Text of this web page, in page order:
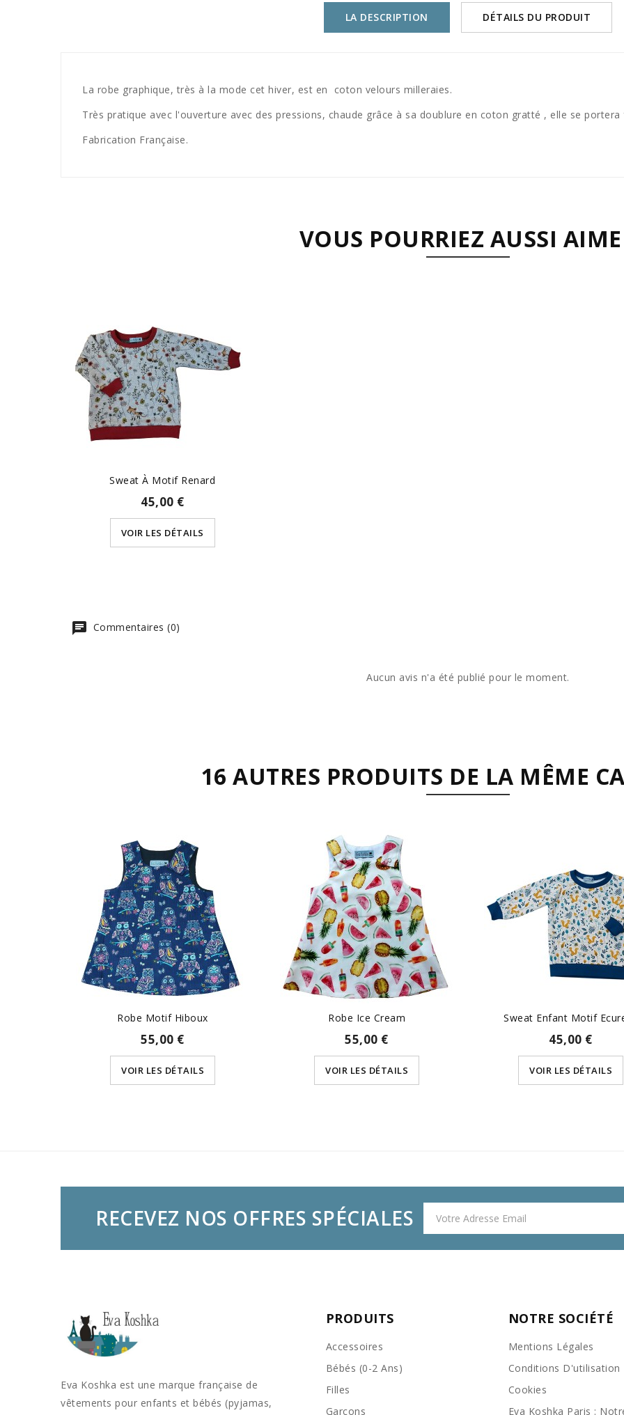
LA DESCRIPTION DÉTAILS DU PRODUIT
La robe graphique, très à la mode cet hiver, est en coton velours milleraies.
Très pratique avec l'ouverture avec des pressions, chaude grâce à sa doublure en coton gratté , elle se portera
Fabrication Française.
VOUS POURRIEZ AUSSI
Sweat À Motif Renard
45,00 €
VOIR LES DÉTAILS
Commentaires (0)
Aucun avis n'a été publié pour le moment.
16 AUTRES PRODUITS DE LA MÊME
Robe Motif Hiboux
55,00 €
VOIR LES DÉTAILS
Robe Ice Cream
55,00 €
VOIR LES DÉTAILS
Sweat Enfant Motif
45,00 €
VOIR LES DÉTAILS
RECEVEZ NOS OFFRES SPÉCIALES
Eva Koshka est une marque française de
vêtements pour enfants et bébés (pyjamas,
PRODUITS
Accessoires
Bébés (0-2 Ans)
Filles
Garçons
NOTRE SOCIÉTÉ
Mentions Légales
Conditions D'utilisation
Cookies
Eva Koshka Paris :